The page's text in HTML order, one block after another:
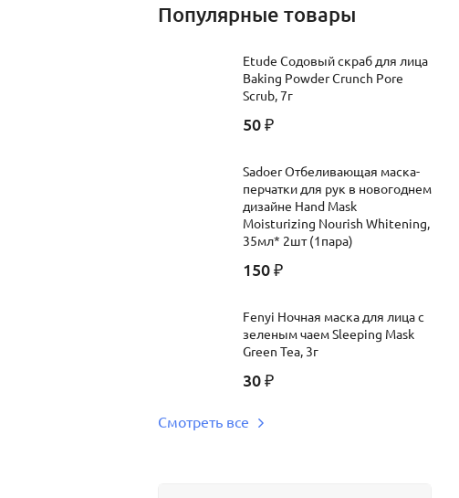
Популярные товары
Etude Содовый скраб для лица
Baking Powder Crunch Pore
Scrub, 7г
50 ₽
Sadoer Отбеливающая маска-
перчатки для рук в новогоднем
дизайне Hand Mask
Moisturizing Nourish Whitening,
35мл* 2шт (1пара)
150 ₽
Fenyi Ночная маска для лица с
зеленым чаем Sleeping Mask
Green Tea, 3г
30 ₽
Смотреть все